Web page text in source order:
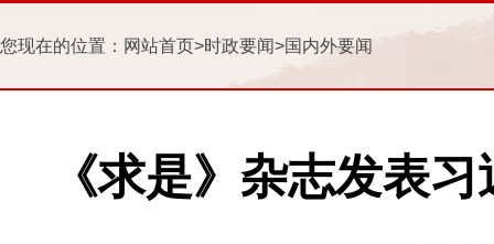
您现在的位置： 网站首页>时政要闻>国内外要闻
《求是》杂志发表